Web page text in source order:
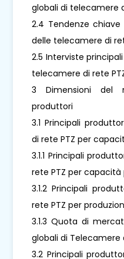
globali di telecamere
2.4 Tendenze
delle telecamere di
2.5 Interviste
telecamere di rete
3 Dimensioni del
produttori
3.1 Principali
di rete PTZ per
3.1.1 Principali
rete PTZ per
3.1.2 Principali
rete PTZ per
3.1.3 Quota di
globali di Telecamere
3.2 Principali